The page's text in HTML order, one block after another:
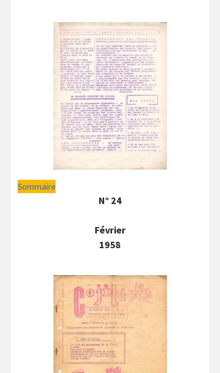
Sommaire
N° 24
Février
1958